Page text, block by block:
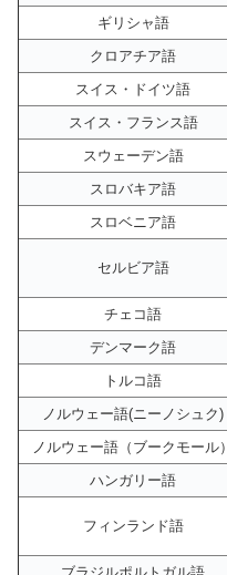
ギリシャ語
クロアチア語
スイス・ドイツ語
スイス・フランス語
スウェーデン語
スロバキア語
スロベニア語
セルビア語
チェコ語
デンマーク語
トルコ語
ノルウェー語(ニーノシュク)
ノルウェー語（ブークモール）
ハンガリー語
フィンランド語